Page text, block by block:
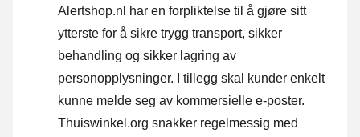
Alertshop.nl har en forpliktelse til å gjøre sitt
ytterste for å sikre trygg transport, sikker
behandling og sikker lagring av
personopplysninger. I tillegg skal kunder enkelt
kunne melde seg av kommersielle e-poster.
Thuiswinkel.org snakker regelmessig med